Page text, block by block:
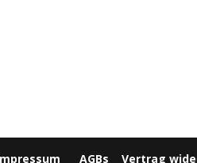
AGBs Vertrag